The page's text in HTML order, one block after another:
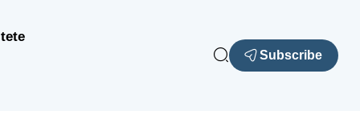
Subscribe